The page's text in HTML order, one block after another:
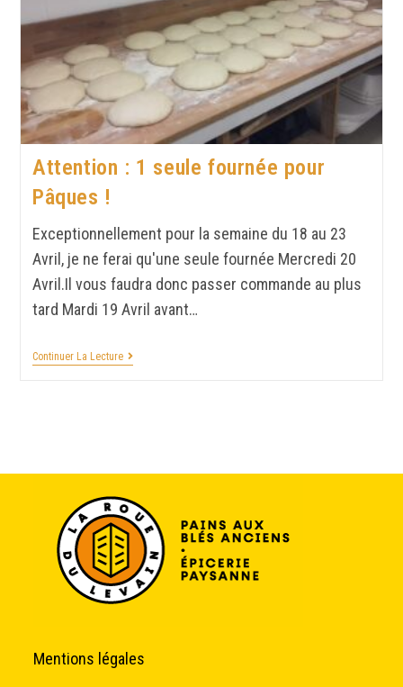
Attention : 1 seule fournée pour
Pâques !
Exceptionnellement pour la semaine du 18 au 23
Avril, je ne ferai qu'une seule fournée Mercredi 20
Avril.Il vous faudra donc passer commande au plus
tard Mardi 19 Avril avant…
Continuer La Lecture
Mentions légales